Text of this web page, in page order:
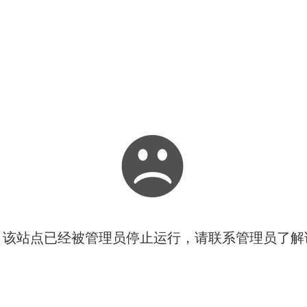
站点已经被管理员停止运行，请联系管理员了